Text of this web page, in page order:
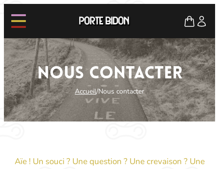
Nous contacter
Accueil/Nous contacter
Aïe ! Un souci ? Une question ? Une crevaison ? Une